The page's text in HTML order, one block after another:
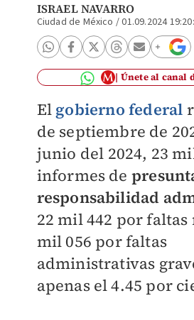
ISRAEL NAVARRO
Ciudad de México /01.09.2024
Únete al canal
El gobierno federal
de septiembre de
junio del 2024, 23
informes de
responsabilidad
22 mil 442 por faltas
mil 056 por faltas
administrativas
apenas el 4.45 por